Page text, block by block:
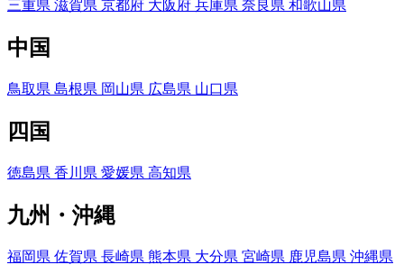
三重県 滋賀県 京都府 大阪府 兵庫県 奈良県 和歌山県
中国
鳥取県 島根県 岡山県 広島県 山口県
四国
徳島県 香川県 愛媛県 高知県
九州・沖縄
福岡県 佐賀県 長崎県 熊本県 大分県 宮崎県 鹿児島県 沖縄県